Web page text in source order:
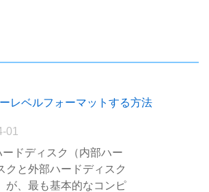
レベルフォーマットする方法
01
ードディスク（内部ハー
クと外部ハードディスク
が、最も基本的なコンピ